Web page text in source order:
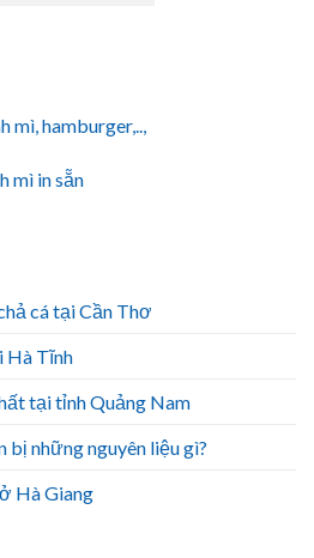
hamburger,..,
mì in sẵn
cá tại Cần Thơ
Hà Tĩnh
tại tỉnh Quảng Nam
bị những nguyên liệu gì?
Hà Giang